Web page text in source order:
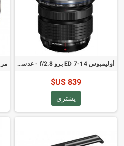
أوليمبوس ED 7-14 برو f/2.8 - عدسة مايكرو 4:3
839 US$
يشترى